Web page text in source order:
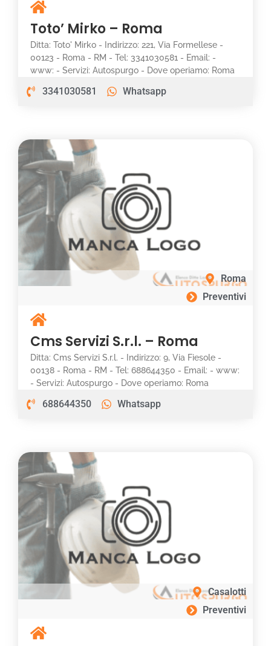
Toto’ Mirko – Roma
Ditta: Toto' Mirko - Indirizzo: 221, Via Formellese -
00123 - Roma - RM - Tel: 3341030581 - Email: -
www: - Servizi: Autospurgo - Dove operiamo: Roma
3341030581 Whatsapp
Roma
Preventivi
Cms Servizi S.r.l. – Roma
Ditta: Cms Servizi S.r.l. - Indirizzo: 9, Via Fiesole -
00138 - Roma - RM - Tel: 688644350 - Email: - www:
- Servizi: Autospurgo - Dove operiamo: Roma
688644350 Whatsapp
Casalotti
Preventivi